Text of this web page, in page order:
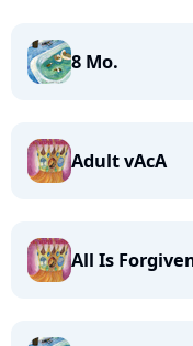
8 Mo.
Adult vAcA
All Is